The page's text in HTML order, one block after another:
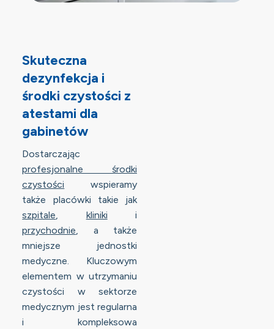
Skuteczna
dezynfekcja i
środki czystości z
atestami dla
gabinetów
Dostarczając
profesjonalne środki
czystości wspieramy
także placówki takie jak
szpitale, kliniki i
przychodnie, a także
mniejsze jednostki
medyczne. Kluczowym
elementem w utrzymaniu
czystości w sektorze
medycznym jest regularna
i kompleksowa